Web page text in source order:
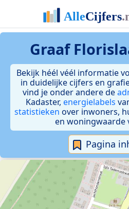
Graaf
Bekijk héél véél informatie
in duidelijke cijfers en
vind je onder andere de
Kadaster, energielabels
statistieken over inwoners,
en woningwaarde
Pagina